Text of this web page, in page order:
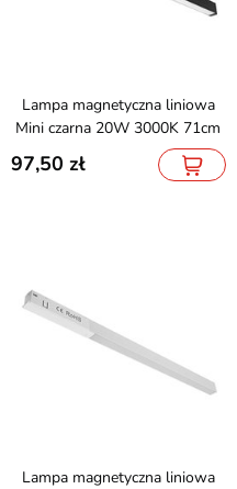
Lampa magnetyczna liniowa
Mini czarna 20W 3000K 71cm
97,50
Lampa magnetyczna liniowa